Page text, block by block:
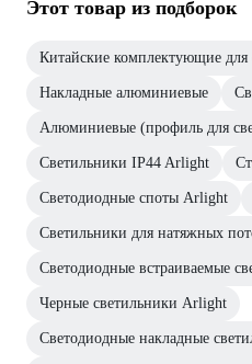
Этот товар из подборок
Китайские комплектующие для
Накладные алюминиевые
Алюминиевые (профиль для
Светильники IP44 Arlight
Светодиодные споты Arlight
Светильники для натяжных
Светодиодные встраиваемые
Черные светильники Arlight
Светодиодные накладные